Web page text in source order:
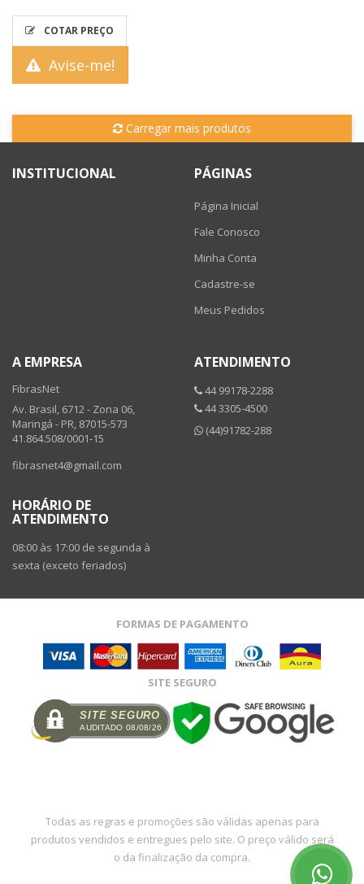
COTAR PREÇO
Avise-me!
Carregar mais produtos
INSTITUCIONAL PÁGINAS
Página Inicial
Fale Conosco
Minha Conta
Cadastre-se
Meus Pedidos
A EMPRESA
FibrasNet
Av. Brasil, 6712 - Zona 06,
Maringá - PR, 87015-573
41.864.508/0001-15
fibrasnet4@gmail.com
HORÁRIO DE
ATENDIMENTO
08:00 às 17:00 de segunda à
sexta (exceto feriados)
ATENDIMENTO
44 99178-2288
44 3305-4500
(44)91782-288
FORMAS DE PAGAMENTO
SITE SEGURO
SITE SEGURO
AUDITADO 08/08/26
Todas as regras e promoções são válidas apenas para
produtos vendidos e entregues pelo site. O preço válido será
o da finalização da compra.